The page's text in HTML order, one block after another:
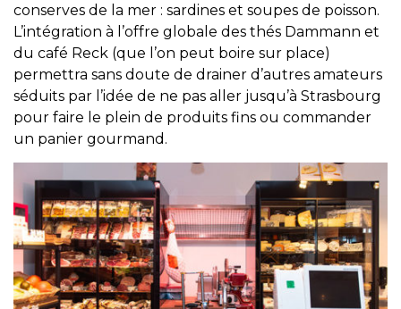
conserves de la mer : sardines et soupes de poisson.
L’intégration à l’offre globale des thés Dammann et
du café Reck (que l’on peut boire sur place)
permettra sans doute de drainer d’autres amateurs
séduits par l’idée de ne pas aller jusqu’à Strasbourg
pour faire le plein de produits fins ou commander
un panier gourmand.